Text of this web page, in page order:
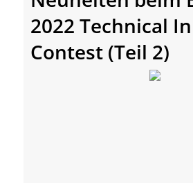
2022 Technical
Contest (Teil 2)